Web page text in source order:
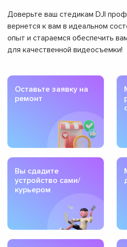
Доверьте ваш стедикам DJI
вернется к вам в идеальном
опыт и стараемся обеспечить
для качественной видеосъемки!
Оставьте заявку на
ремонт
Вы сдадите
устройство сами/
курьером